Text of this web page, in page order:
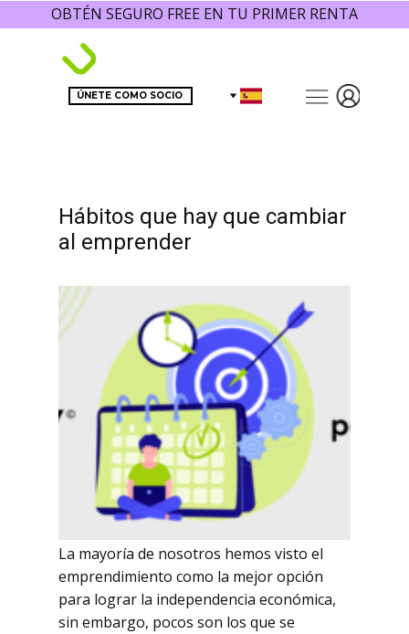
OBTÉN SEGURO FREE EN TU PRIMER RENTA
ÚNETE COMO SOCIO
Hábitos que hay que cambiar
al emprender
La mayoría de nosotros hemos visto el
emprendimiento como la mejor opción
para lograr la independencia económica,
sin embargo, pocos son los que se